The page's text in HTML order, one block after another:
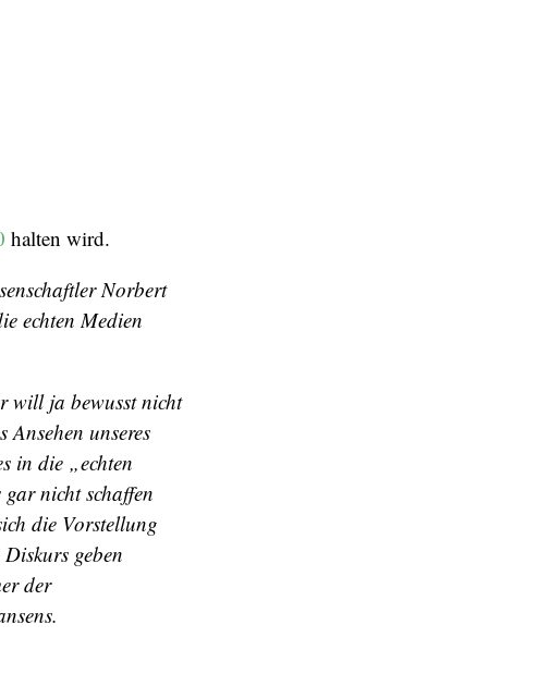
halten wird.
Norbert
echten Medien
will ja bewusst nicht
Ansehen unseres
in die „echten
nicht schaffen
die Vorstellung
geben
der